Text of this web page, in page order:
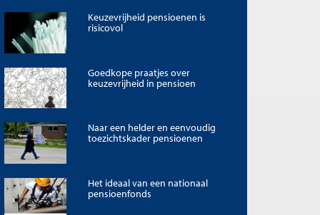
Keuzevrijheid pensioenen is
risicovol
Goedkope praatjes over
keuzevrijheid in pensioen
Naar een helder en eenvoudig
toezichtskader pensioenen
Het ideaal van een nationaal
pensioenfonds